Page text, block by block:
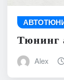
Тюнинг
Alex